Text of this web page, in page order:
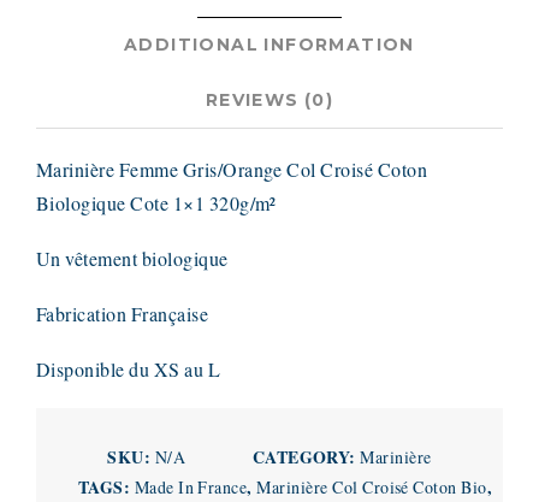
ADDITIONAL INFORMATION
REVIEWS (0)
Marinière Femme Gris/Orange Col Croisé Coton
Biologique Cote 1×1 320g/m²
Un vêtement biologique
Fabrication Française
Disponible du XS au L
SKU: N/A CATEGORY:Marinière
TAGS: Made In France,Marinière Col Croisé Coton Bio,